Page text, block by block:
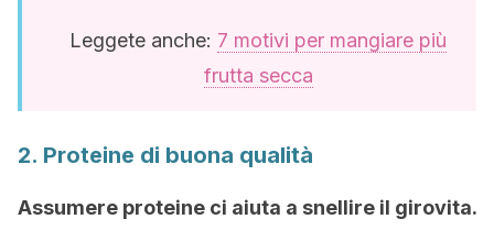
Leggete anche: 7 motivi per mangiare più
frutta secca
2. Proteine di buona qualità
Assumere proteine ci aiuta a snellire il girovita.